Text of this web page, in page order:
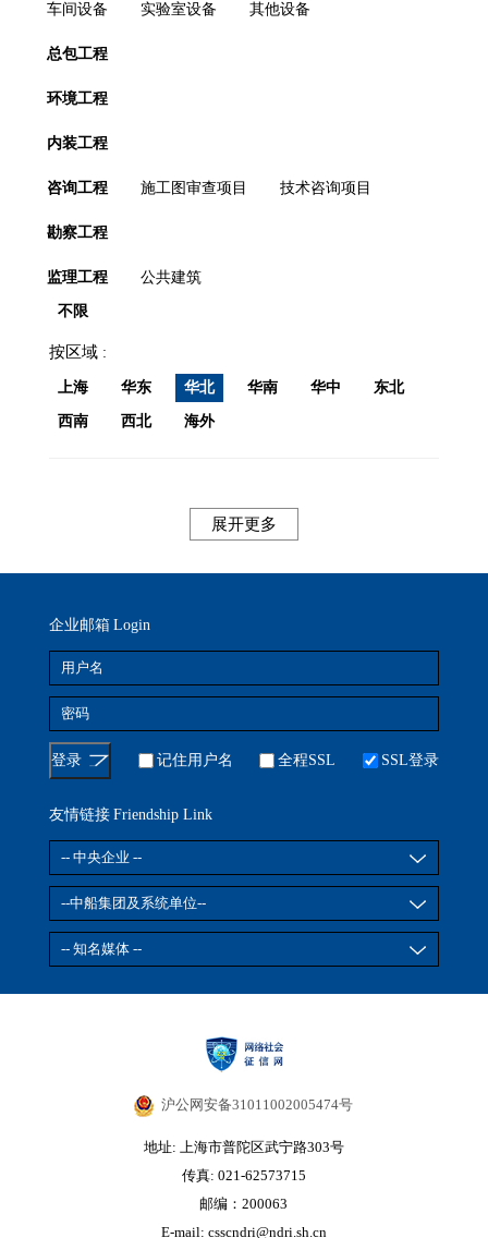
车间设备 实验室设备 其他设备
总包工程
环境工程
内装工程
咨询工程 施工图审查项目 技术咨询项目
勘察工程
监理工程 公共建筑
不限
按区域
上海 华东 华北 华南 华中 东北
西南 西北 海外
展开更多
企业邮箱 Login
记住用户名 全程SSL SSL登录
友情链接 Friendship Link
沪公网安备31011002005474号
地址: 上海市普陀区武宁路303号
传真: 021-62573715
邮编：200063
E-mail: csscndri@ndri.sh.cn